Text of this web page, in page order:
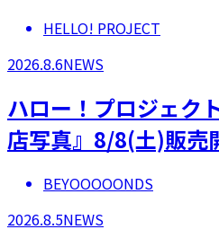
HELLO! PROJECT
2026.8.6NEWS
ハロー！プロジェク
店写真』8/8(土)販売
BEYOOOOONDS
2026.8.5NEWS